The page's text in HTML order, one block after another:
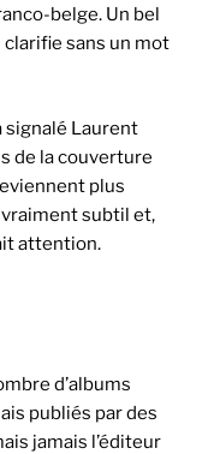
belge. Un bel
sans un mot
signalé Laurent
de la couverture
plus
subtil et,
attention.
d’albums
publiés par des
jamais l’éditeur